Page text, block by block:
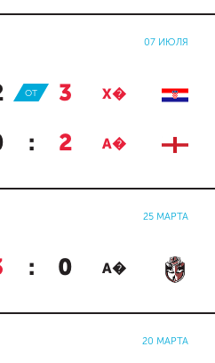
07 ИЮЛЯ
: 3 Х�
ОТ
: 2 А�
25 МАРТА
: 0 А�
20 МАРТА